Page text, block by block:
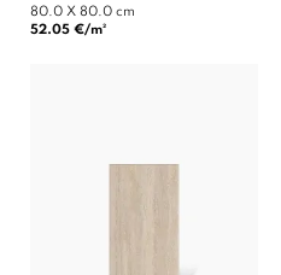
80.0 X 80.0 cm
52.05 €/m²